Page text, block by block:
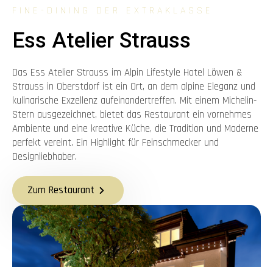
FINE-DINING DER EXTRAKLASSE
Ess Atelier Strauss
Das Ess Atelier Strauss im Alpin Lifestyle Hotel Löwen &
Strauss in Oberstdorf ist ein Ort, an dem alpine Eleganz und
kulinarische Exzellenz aufeinandertreffen. Mit einem Michelin-
Stern ausgezeichnet, bietet das Restaurant ein vornehmes
Ambiente und eine kreative Küche, die Tradition und Moderne
perfekt vereint. Ein Highlight für Feinschmecker und
Designliebhaber.
Zum Restaurant